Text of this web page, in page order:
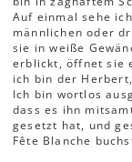
Auf einmal sehe
männlichen oder
sie in weiße
erblickt, öffnet sie
ich bin der
Ich bin wortlos
dass es ihn
gesetzt hat, und
Fête Blanche